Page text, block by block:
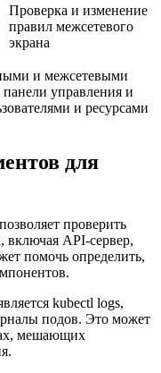
Проверка и изменение
правил межсетевого
экрана
и межсетевыми
управления и
и ресурсами
для
проверить
включая API-сервер,
помочь определить,
kubectl logs,
подов. Это может
мешающих